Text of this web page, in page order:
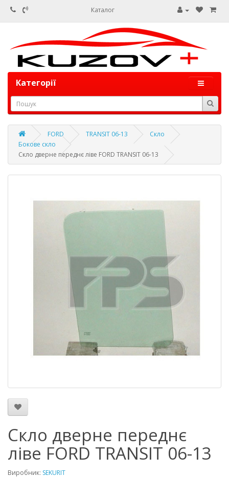
Каталог
Категорії
FORD TRANSIT 06-13
Скло
Бокове скло
Скло дверне переднє ліве FORD TRANSIT 06-13
Скло дверне переднє
ліве FORD TRANSIT 06-13
Виробник: SEKURIT